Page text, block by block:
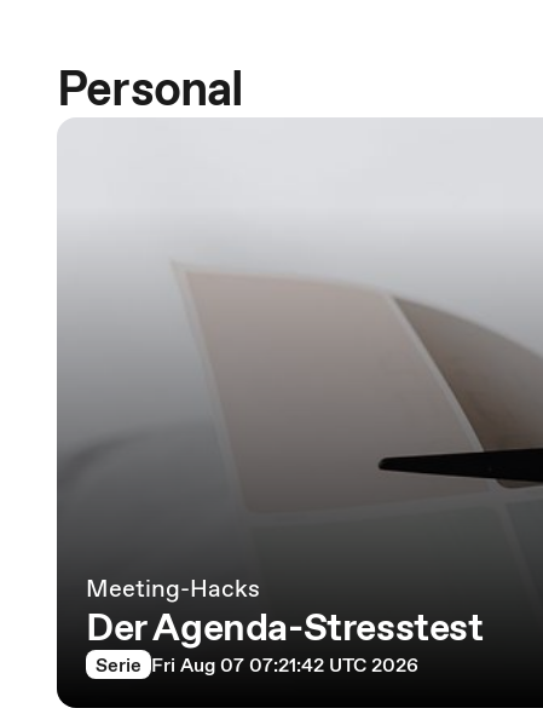
Personal
Meeting-Hacks
Der Agenda-Stresstest
Serie Fri Aug 07 07:21:42 UTC 2026